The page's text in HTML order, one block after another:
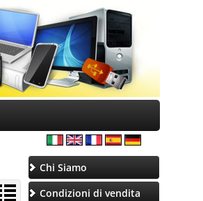
Chi Siamo
Condizioni di vendita